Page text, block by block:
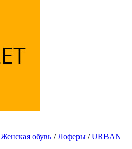
Женская обувь /Лоферы /URBAN